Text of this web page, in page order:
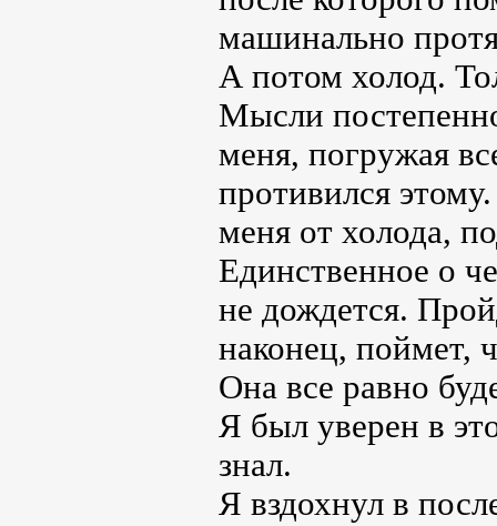
машинально
А потом холод.
Мысли
меня, погружая
противился
меня от холода,
Единственное о
не дождется.
наконец, поймет,
Она все равно
Я был уверен в
знал.
Я вздохнул в